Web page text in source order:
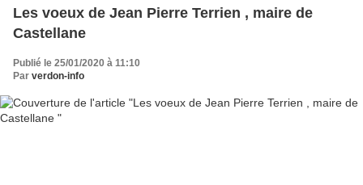
Les voeux de Jean Pierre Terrien , maire de
Castellane
Publié le 25/01/2020 à 11:10
Par verdon-info